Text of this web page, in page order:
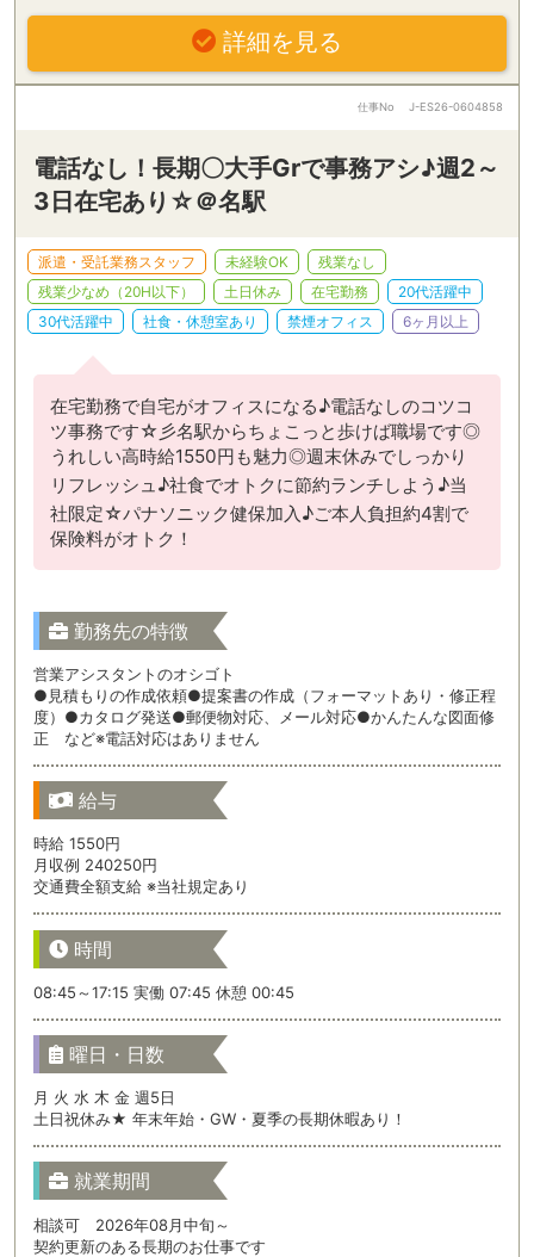
詳細を見る
仕事No J-ES26-0604858
電話なし！長期〇大手Grで事務アシ♪週2～
3日在宅あり☆＠名駅
派遣・受託業務スタッフ 未経験OK
残業なし
残業少なめ（20H以下）
土日休み 在宅勤務
20代活躍中
30代活躍中
社食・休憩室あり 禁煙オフィス 6ヶ月以上
在宅勤務で自宅がオフィスになる♪電話なしのコツコ
ツ事務です☆彡名駅からちょこっと歩けば職場です◎
うれしい高時給1550円も魅力◎週末休みでしっかり
リフレッシュ♪社食でオトクに節約ランチしよう♪当
社限定☆パナソニック健保加入♪ご本人負担約4割で
保険料がオトク！
勤務先の特徴
営業アシスタントのオシゴト
●見積もりの作成依頼●提案書の作成（フォーマットあり・修正程
度）●カタログ発送●郵便物対応、メール対応●かんたんな図面修
正 など※電話対応はありません
給与
時給 1550円
月収例 240250円
交通費全額支給 ※当社規定あり
時間
08:45～17:15 実働 07:45 休憩 00:45
曜日・日数
月 火 水 木 金 週5日
土日祝休み★ 年末年始・GW・夏季の長期休暇あり！
就業期間
相談可 2026年08月中旬～
契約更新のある長期のお仕事です